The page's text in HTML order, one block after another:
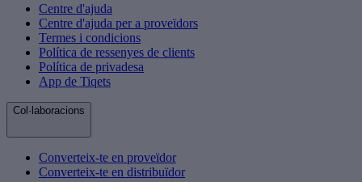
Centre d'ajuda
Centre d'ajuda per a proveïdors
Termes i condicions
Política de ressenyes de clients
Política de privadesa
App de Tiqets
Col·laboracions
Converteix-te en proveïdor
Converteix-te en distribuïdor